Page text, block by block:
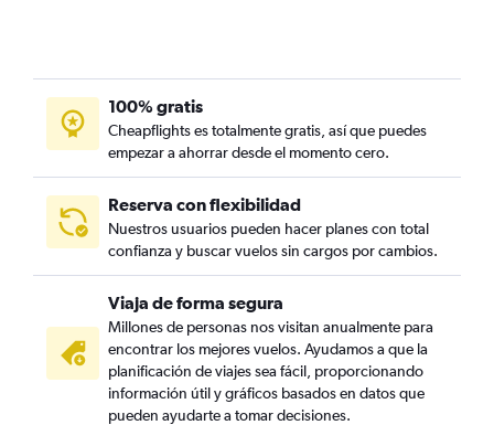
100% gratis
Cheapflights es totalmente gratis, así que puedes
empezar a ahorrar desde el momento cero.
Reserva con flexibilidad
Nuestros usuarios pueden hacer planes con total
confianza y buscar vuelos sin cargos por cambios.
Viaja de forma segura
Millones de personas nos visitan anualmente para
encontrar los mejores vuelos. Ayudamos a que la
planificación de viajes sea fácil, proporcionando
información útil y gráficos basados en datos que
pueden ayudarte a tomar decisiones.